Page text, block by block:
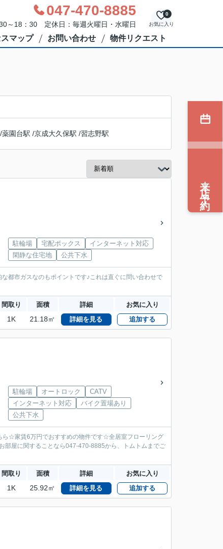
047-470-8885
～18：30 定休日：毎週火曜日・水曜日 お気に入り
0
マップ お問い合わせ 物件リクエスト
/薬園台駅 /京成大久保駅 /習志野駅
駐輪場 宅配ボックス
インターネット対応
閑静な住宅地
公共下水
都市ガスなのもポイントです♪これは直ぐに問い合わせで
間取り 面積 詳細 お気に入り
1K 21.18㎡ 詳細を見る 追加する
駐輪場 オートロック
CATV
インターネット対応
バイク置場あり
公共下水
☆家賃6万円でおすすめの物件です☆全居室フローリング
屋に関することなら047-470-8885から、トムトムまでご
間取り 面積 詳細 お気に入り
1K 25.92㎡ 詳細を見る 追加する
来店予約